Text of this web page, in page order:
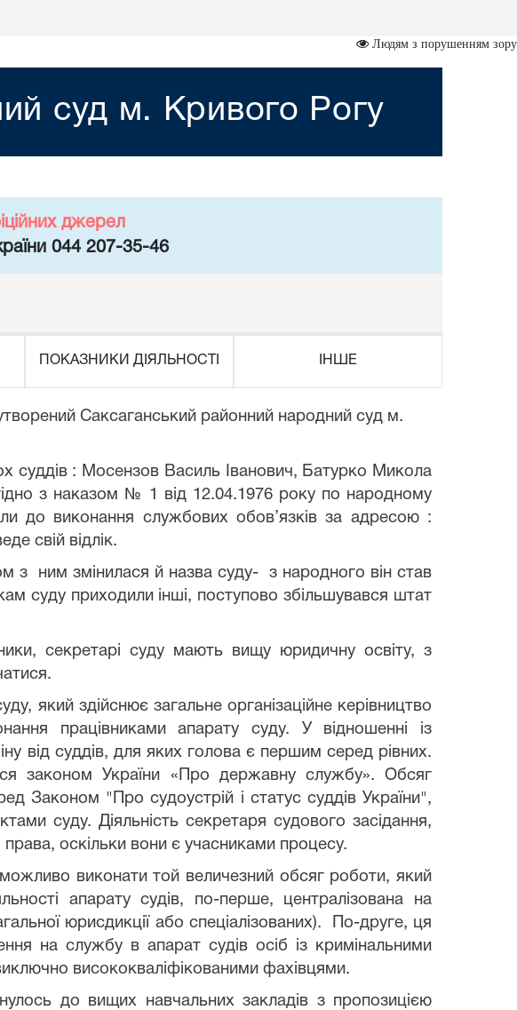
Людям з порушенням зору
суд м. Кривого Рогу
джерел
044 207-35-46
ПОКАЗНИКИ ДІЯЛЬНОСТІ ІНШЕ
Саксаганський районний народний суд м.
суддів : Мосензов Василь Іванович, Батурко Микола
з наказом № 1 від 12.04.1976 року по народному
до виконання службових обов’язків за адресою :
свій відлік.
з ним змінилася й назва суду- з народного він став
суду приходили інші, поступово збільшувався штат
секретарі суду мають вищу юридичну освіту, з
який здійснює загальне організаційне керівництво
працівниками апарату суду. У відношенні із
від суддів, для яких голова є першим серед рівних.
законом України «Про державну службу». Обсяг
Законом "Про судоустрій і статус суддів України",
суду. Діяльність секретаря судового засідання,
оскільки вони є учасниками процесу.
виконати той величезний обсяг роботи, який
апарату судів, по-перше, централізована на
юрисдикції або спеціалізованих). По-друге, ця
на службу в апарат судів осіб із кримінальними
висококваліфікованими фахівцями.
до вищих навчальних закладів з пропозицією